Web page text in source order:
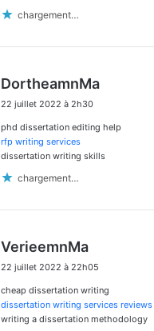
chargement…
DortheamnMa
22 juillet 2022 à 2h30
phd dissertation editing help
rfp writing services
dissertation writing skills
chargement…
VerieemnMa
t
:
22 juillet 2022 à 22h05
cheap dissertation writing
dissertation writing services reviews
writing a dissertation methodology